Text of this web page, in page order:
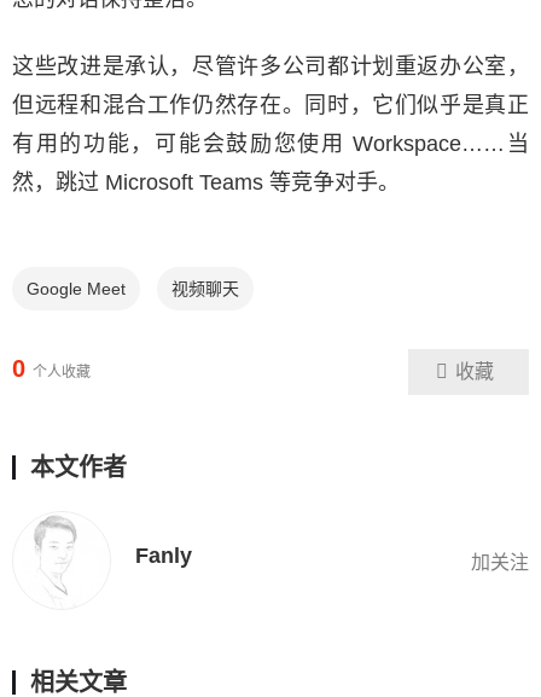
这些改进是承认，尽管许多公司都计划重返办公室，
但远程和混合工作仍然存在。同时，它们似乎是真正
有用的功能，可能会鼓励您使用 Workspace……当
然，跳过 Microsoft Teams 等竞争对手。
Google Meet 视频聊天
0 个人收藏 收藏
本文作者
Fanly 加关注
相关文章